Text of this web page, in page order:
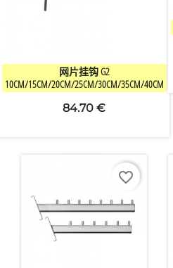
快速查看
网片挂钩 G2
10CM/15CM/20CM/25CM/30CM/35CM/40CM
84.70 €
favorite_border